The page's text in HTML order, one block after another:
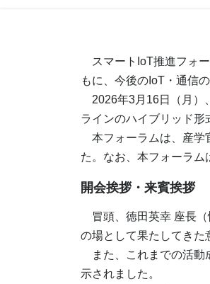
スマートIoT推進フォ
もに、今後のIoT・通信
2026年3月16日（月）
ラインのハイブリッド形
本フォーラムは、産学
た。なお、本フォーラム
開会挨拶・来賓挨拶
冒頭、徳田英幸 座長（
の場として果たしてきた
また、これまでの活動
示されました。